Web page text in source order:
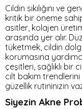
Cildin sıkılığını ve
kritik bir öneme
asitler, kolajen
arasında yer alır.
tüketmek, cildin
korumasına
çeşitleri, sağlıklı bir
cilt bakım
güzellik rutininizin
Siyezin Akne